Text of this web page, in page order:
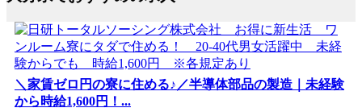
＼家賃ゼロ円の寮に住める♪／半導体部品の製造｜未経験
から時給1,600円！...